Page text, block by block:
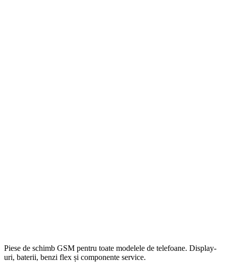
Piese de schimb GSM pentru toate modelele de telefoane. Display-
uri, baterii, benzi flex și componente service.